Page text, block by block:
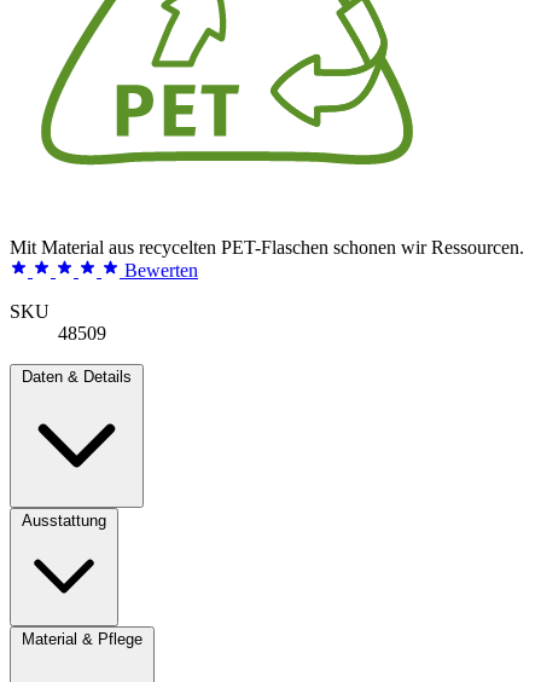
Mit Material aus recycelten PET-Flaschen schonen wir Ressourcen.
Bewerten
SKU
48509
Daten & Details
Ausstattung
Material & Pflege